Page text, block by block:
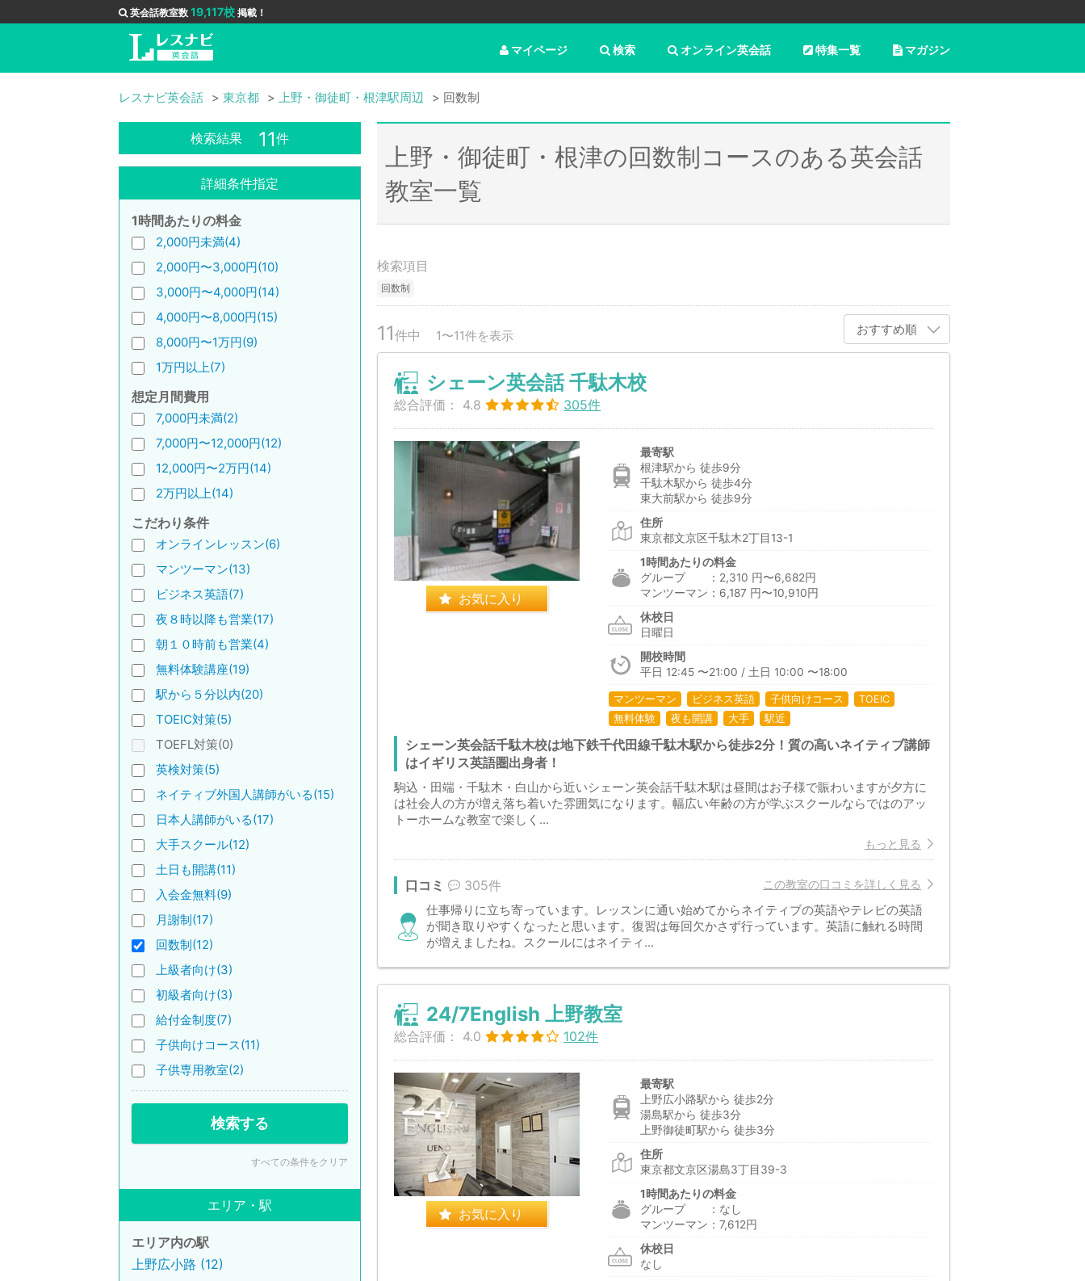
英会話教室数 19,117校 掲載！
マガジン
特集一覧
オンライン英会話
検索
マイページ
レスナビ英会話 東京都 上野・御徒町・根津駅周辺 回数制
検索結果 11件
詳細条件指定
1時間あたりの料金
2,000円未満(4)
2,000円〜3,000円(10)
3,000円〜4,000円(14)
4,000円〜8,000円(15)
8,000円〜1万円(9)
1万円以上(7)
想定月間費用
7,000円未満(2)
7,000円〜12,000円(12)
12,000円〜2万円(14)
2万円以上(14)
こだわり条件
オンラインレッスン(6)
マンツーマン(13)
ビジネス英語(7)
夜８時以降も営業(17)
朝１０時前も営業(4)
無料体験講座(19)
駅から５分以内(20)
TOEIC対策(5)
TOEFL対策(0)
英検対策(5)
ネイティブ外国人講師がいる(15)
日本人講師がいる(17)
大手スクール(12)
土日も開講(11)
入会金無料(9)
月謝制(17)
回数制(12)
上級者向け(3)
初級者向け(3)
給付金制度(7)
子供向けコース(11)
子供専用教室(2)
検索する
すべての条件をクリア
エリア・駅
エリア内の駅
上野広小路 (12)
上野・御徒町・根津の回数制コースのある英会話
教室一覧
検索項目
回数制
11件中 1〜11件を表示 おすすめ順
シェーン英会話 千駄木校
総合評価： 4.8 305件
お気に入り
最寄駅
根津駅から 徒歩9分
千駄木駅から 徒歩4分
東大前駅から 徒歩9分
住所
東京都文京区千駄木2丁目13-1
1時間あたりの料金
グループ ：2,310 円〜6,682円
マンツーマン：6,187 円〜10,910円
休校日
日曜日
開校時間
平日 12:45 〜21:00 / 土日 10:00 〜18:00
マンツーマン ビジネス英語 子供向けコース
TOEIC
無料体験
夜も開講 大手 駅近
シェーン英会話千駄木校は地下鉄千代田線千駄木駅から徒歩2分！質の高いネイティブ講師
はイギリス英語圏出身者！
駒込・田端・千駄木・白山から近いシェーン英会話千駄木駅は昼間はお子様で賑わいますが夕方に
は社会人の方が増え落ち着いた雰囲気になります。幅広い年齢の方が学ぶスクールならではのアッ
トーホームな教室で楽しく...
もっと見る
この教室の口コミを詳しく見る
口コミ 305件
仕事帰りに立ち寄っています。レッスンに通い始めてからネイティブの英語やテレビの英語
が聞き取りやすくなったと思います。復習は毎回欠かさず行っています。英語に触れる時間
が増えましたね。スクールにはネイティ...
24/7English 上野教室
総合評価： 4.0 102件
お気に入り
最寄駅
上野広小路駅から 徒歩2分
湯島駅から 徒歩3分
上野御徒町駅から 徒歩3分
住所
東京都文京区湯島3丁目39-3
1時間あたりの料金
グループ ：なし
マンツーマン：7,612円
休校日
なし